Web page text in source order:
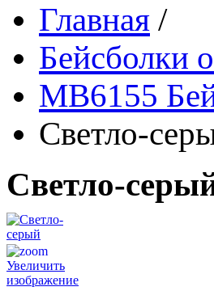
Главная /
Бейсболки
MB6155
Светло-
Светло-
Увеличить
изображение